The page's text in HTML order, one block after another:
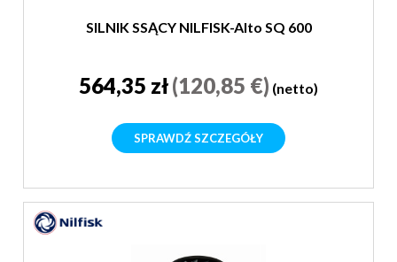
SILNIK SSĄCY NILFISK-Alto SQ 600
564,35 zł(120,85 €) (netto)
SPRAWDŹ SZCZEGÓŁY